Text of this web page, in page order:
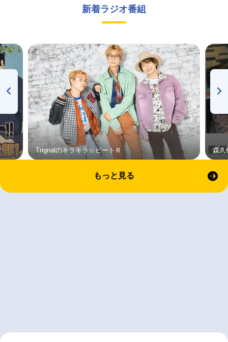
新着ラジオ番組
Trignalのキラキラ☆ビートＲ 森久
もっと見る